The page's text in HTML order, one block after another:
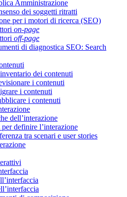
Amministrazione
dei soggetti ritratti
per i motori di ricerca (SEO)
on-page
off-page
di diagnostica SEO: Search
dei contenuti
i contenuti
i contenuti
i contenuti
dell’interazione
definire l’interazione
tra scenari e user stories